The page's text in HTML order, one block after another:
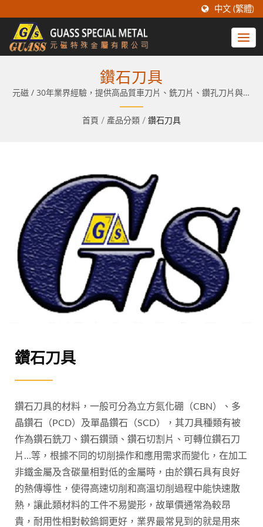
中文 (繁體)
鑽石刀具
元磁 / 30年業界經驗，提供高品質車刀片、銑刀片、鑽孔刀片與客
製化服務。
首頁 / 產品分類 / 鑽石刀具
鑽石刀具
鑽石刀具的材料，一般可分為立方氮化硼（CBN）、多
晶鑽石（PCD）及單晶鑽石（SCD），其刀具種類有被
作為鑽石銑刀、鑽石鑽頭、鑽石切割片、可轉位鑽石刀
片…等，根據不同的切削操作和應用需求而變化，在加工
非鐵金屬及含碳量相對低的金屬時，由於鑽石具有良好
的熱傳導性，使得高速切削和高溫切削過程中能快速散
熱，讓此類材料的工件不易變形，故單價通常為較昂
貴，耐用性相對較鎢鋼更好，業界最常見到的就是用來